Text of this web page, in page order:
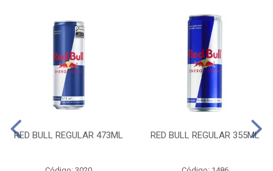
RED BULL REGULAR 473ML RED BULL REGULAR 355ML